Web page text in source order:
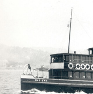
Şehir
özelinde
Vapurları
destanını